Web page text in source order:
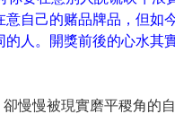
自己的赌品牌品，但如
人。開獎前後的心水其
慢慢被現實磨平稷角的